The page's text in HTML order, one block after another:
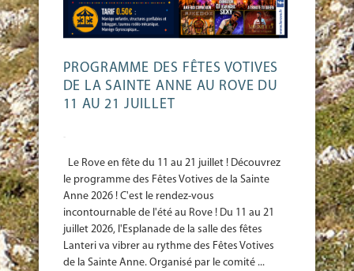
PROGRAMME DES FÊTES VOTIVES
DE LA SAINTE ANNE AU ROVE DU
11 AU 21 JUILLET
-
Le Rove en fête du 11 au 21 juillet ! Découvrez
le programme des Fêtes Votives de la Sainte
Anne 2026 ! C'est le rendez-vous
incontournable de l'été au Rove ! Du 11 au 21
juillet 2026, l'Esplanade de la salle des fêtes
Lanteri va vibrer au rythme des Fêtes Votives
de la Sainte Anne. Organisé par le comité ...